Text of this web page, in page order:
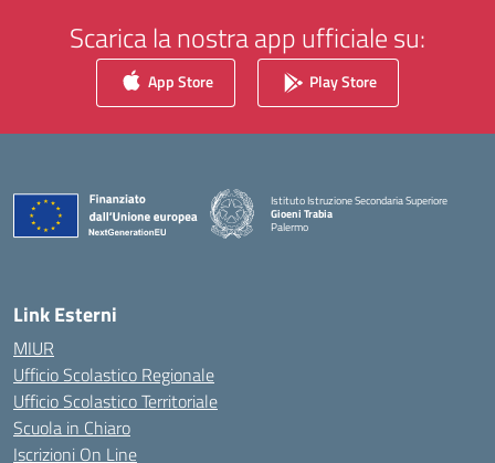
Scarica la nostra app ufficiale su:
App Store Play Store
Istituto Istruzione Secondaria Superiore
Gioeni Trabia
Palermo
Link Esterni
MIUR
Ufficio Scolastico Regionale
Ufficio Scolastico Territoriale
Scuola in Chiaro
Iscrizioni On Line